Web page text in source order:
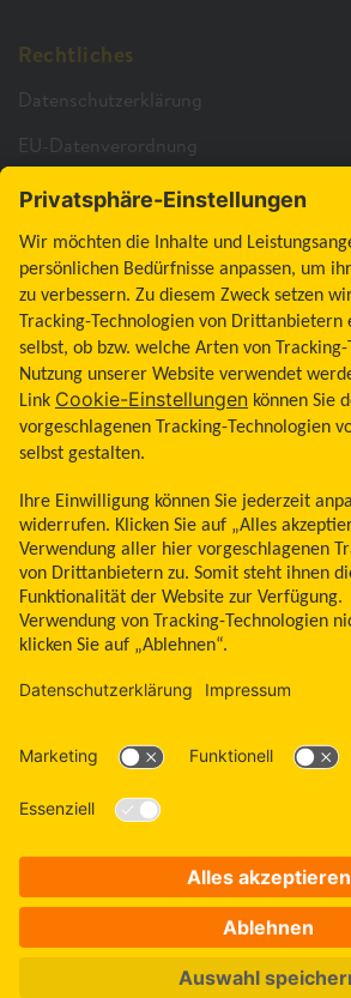
Rechtliches
Datenschutzerklärung
EU-Datenverordnung
Cookie-Richtlinie
Cookie-Einstellungen
Barrierefreiheitserklärung
Allgemeine Geschäftsbedingungen
Impressum
Land ändern
Libre, das Schmetterlingslogo, die Form und das
die Farbe Gelb sowie sämtliche damit
Designs sind das geistige Eigentum der Abbott
Rechteinhaber. Bei den hier gezeigten Bildern
Messsysteme sind sowohl in mg/dl als auch mmol/l
und FreeStyle Libre 3 Plus Sensoren sind
Apple Logo sind eingetragene Marken von Apple Inc.,
Ländern. App Store ist ein Warenzeichen von Apple
ADC-2646042 v32.0